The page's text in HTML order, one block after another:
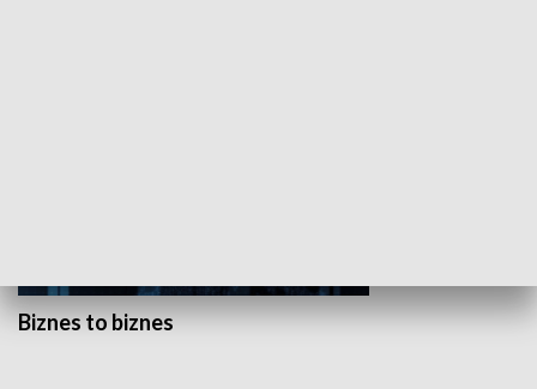
Biznes to biznes